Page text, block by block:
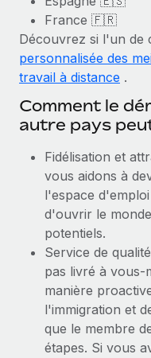
France 🇫🇷
Découvrez si l'un de
personnalisée des
travail à distance .
Comment le
autre pays
Fidélisation et
vous aidons à
l'espace
d'ouvrir le
potentiels.
Service de
pas livré à vous-
manière
l'immigration et
que le membre
étapes. Si vous